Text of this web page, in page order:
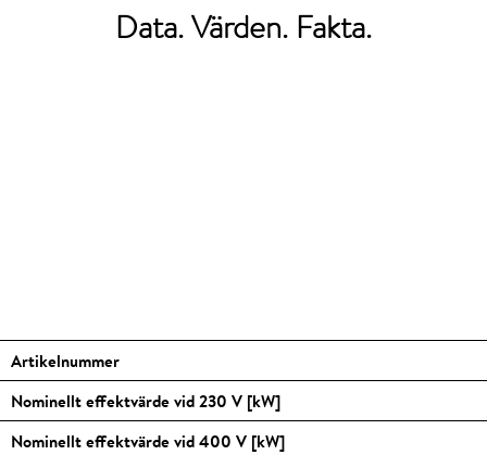
Data. Värden. Fakta.
Artikelnummer
Nominellt effektvärde vid 230 V [kW]
Nominellt effektvärde vid 400 V [kW]